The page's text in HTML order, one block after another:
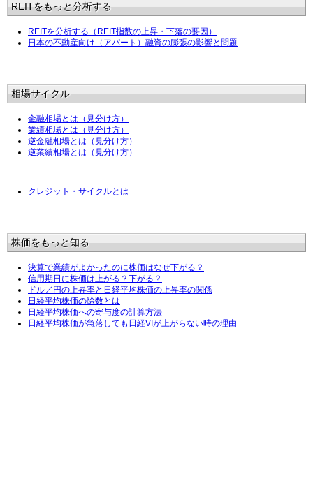
REITをもっと分析する
REITを分析する（REIT指数の上昇・下落の要因）
日本の不動産向け（アパート）融資の膨張の影響と問題
相場サイクル
金融相場とは（見分け方）
業績相場とは（見分け方）
逆金融相場とは（見分け方）
逆業績相場とは（見分け方）
クレジット・サイクルとは
株価をもっと知る
決算で業績がよかったのに株価はなぜ下がる？
信用期日に株価は上がる？下がる？
ドル／円の上昇率と日経平均株価の上昇率の関係
日経平均株価の除数とは
日経平均株価への寄与度の計算方法
日経平均株価が急落しても日経VIが上がらない時の理由